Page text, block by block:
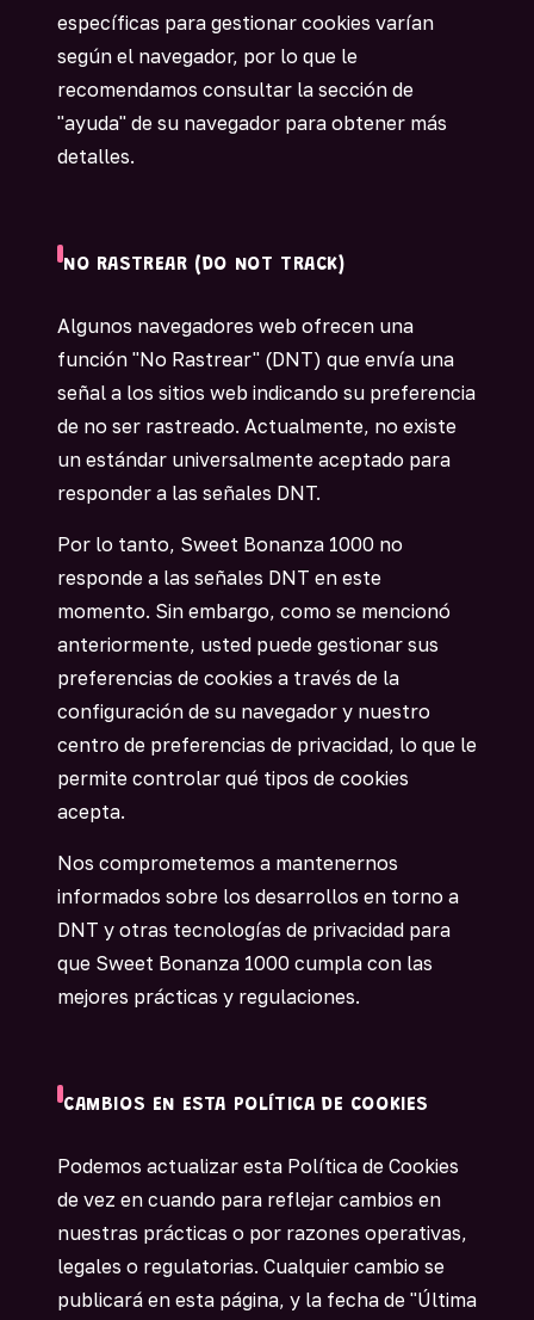
específicas para gestionar cookies varían
según el navegador, por lo que le
recomendamos consultar la sección de
"ayuda" de su navegador para obtener más
detalles.
NO RASTREAR (DO NOT TRACK)
Algunos navegadores web ofrecen una
función "No Rastrear" (DNT) que envía una
señal a los sitios web indicando su preferencia
de no ser rastreado. Actualmente, no existe
un estándar universalmente aceptado para
responder a las señales DNT.
Por lo tanto, Sweet Bonanza 1000 no
responde a las señales DNT en este
momento. Sin embargo, como se mencionó
anteriormente, usted puede gestionar sus
preferencias de cookies a través de la
configuración de su navegador y nuestro
centro de preferencias de privacidad, lo que le
permite controlar qué tipos de cookies
acepta.
Nos comprometemos a mantenernos
informados sobre los desarrollos en torno a
DNT y otras tecnologías de privacidad para
que Sweet Bonanza 1000 cumpla con las
mejores prácticas y regulaciones.
CAMBIOS EN ESTA POLÍTICA DE COOKIES
Podemos actualizar esta Política de Cookies
de vez en cuando para reflejar cambios en
nuestras prácticas o por razones operativas,
legales o regulatorias. Cualquier cambio se
publicará en esta página, y la fecha de "Última